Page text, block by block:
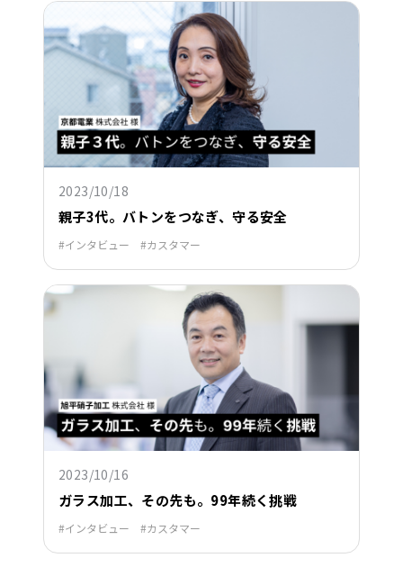
2023/10/18
親子3代。バトンをつなぎ、守る安全
インタビュー カスタマー
2023/10/16
ガラス加工、その先も。99年続く挑戦
インタビュー カスタマー